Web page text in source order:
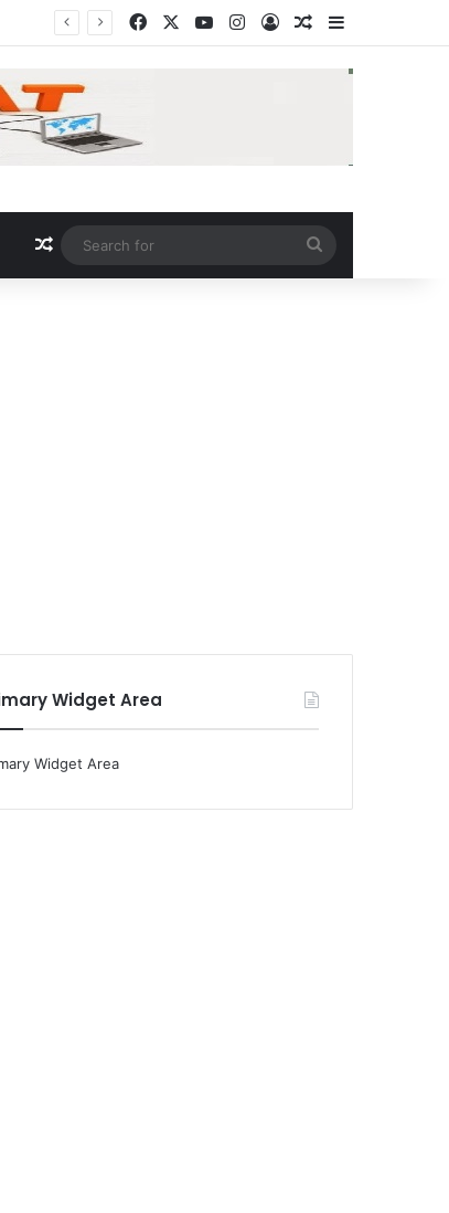
FacebookYouTubeInstagram
Log InRandom Article
Sidebar
Random Article
for
Widget Area
Widget Area